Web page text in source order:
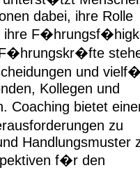
dabei, ihre Rolle
ihre
und
Kollegen und
Coaching bietet
zu
Handlungsmuster
f�r den